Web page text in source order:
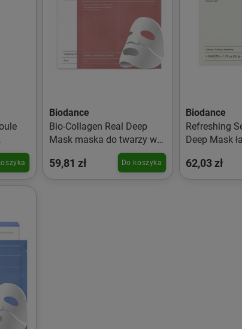
Biodance
Bio-Collagen Real Deep
Mask maska do twarzy w
59,81 zł Do koszyka
Biodance
Refreshing
Deep Mask
maska w
62,03 zł